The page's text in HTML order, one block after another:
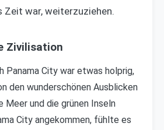
Zeit war, weiterzuziehen.
Zivilisation
Panama City war etwas holprig,
den wunderschönen Ausblicken
Meer und die grünen Inseln
City angekommen, fühlte es